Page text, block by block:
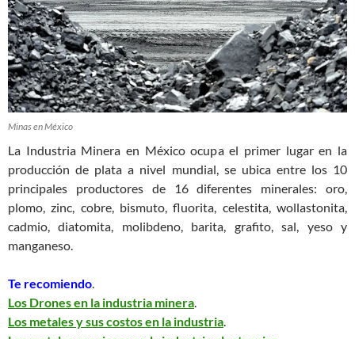
Minas en México
La Industria Minera en México ocupa el primer lugar en la
producción de plata a nivel mundial, se ubica entre los 10
principales productores de 16 diferentes minerales: oro,
plomo, zinc, cobre, bismuto, fluorita, celestita, wollastonita,
cadmio, diatomita, molibdeno, barita, grafito, sal, yeso y
manganeso.
Te recomiendo.
Los Drones en la industria minera.
Los metales y sus costos en la industria.